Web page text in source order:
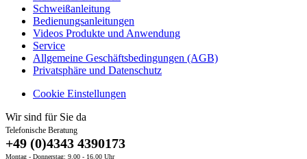
Schweißanleitung
Bedienungsanleitungen
Videos Produkte und Anwendung
Service
Allgemeine Geschäftsbedingungen (AGB)
Privatsphäre und Datenschutz
Cookie Einstellungen
Wir sind für Sie da
Telefonische Beratung
+49 (0)4343 4390173
Montag - Donnerstag: 9.00 - 16.00 Uhr